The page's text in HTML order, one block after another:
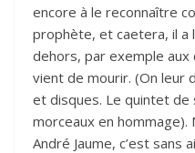
encore à le reconnaître
prophète, et caetera, il a
dehors, par exemple aux
vient de mourir. (On leur
et disques. Le quintet de
morceaux en hommage).
André Jaume, c’est sans